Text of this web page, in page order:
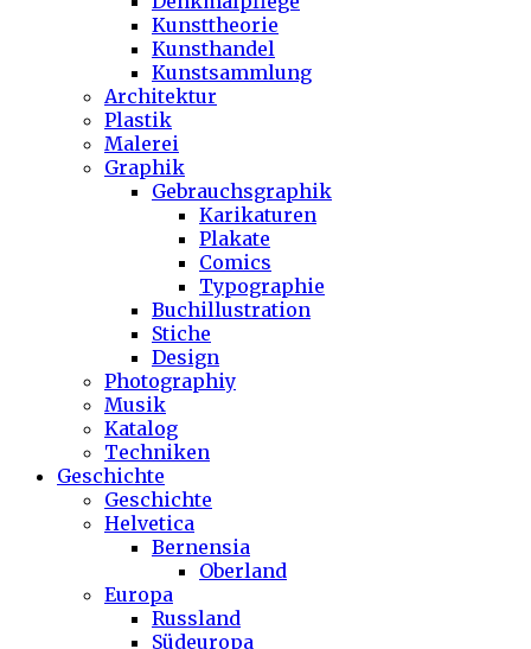
Kunsttheorie
Kunsthandel
Kunstsammlung
Architektur
Plastik
Malerei
Graphik
Gebrauchsgraphik
Karikaturen
Plakate
Comics
Typographie
Buchillustration
Stiche
Design
Photographiy
Musik
Katalog
Techniken
Geschichte
Geschichte
Helvetica
Bernensia
Oberland
Europa
Russland
Südeuropa